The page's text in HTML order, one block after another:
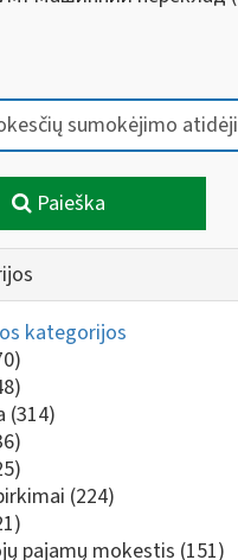
Paieška
kategorijos
(314)
(224)
pajamų mokestis (151)